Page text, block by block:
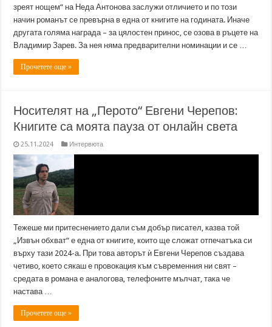
зреят нощем“ на Неда Антонова заслужи отличието и по този
начин романът се превърна в една от книгите на годината. Иначе
другата голяма награда – за цялостен принос, се озова в ръцете на
Владимир Зарев. За нея няма предварителни номинации и се …
Прочетете още »
Носителят на „Перото“ Евгени Черепов:
Книгите са моята пауза от онлайн света
25.11.2024 Интервюта
Тежеше ми притеснението дали съм добър писател, казва той
„Извън обхват“ е една от книгите, които ще сложат отпечатъка си
върху тази 2024-а. При това авторът ѝ Евгени Черепов създава
четиво, което сякаш е провокация към съвременния ни свят –
средата в романа е аналогова, телефоните мълчат, така че
настава …
Прочетете още »